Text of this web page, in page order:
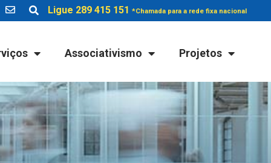
Ligue 289 415 151 *Chamada para a rede fixa nacional
Associativismo Projetos